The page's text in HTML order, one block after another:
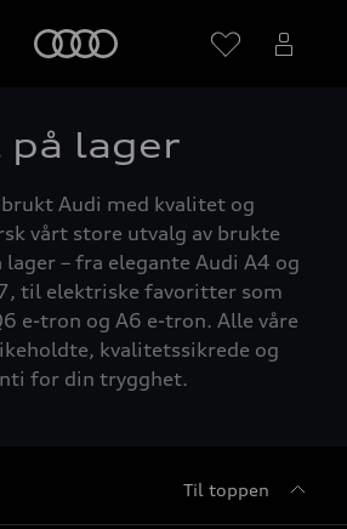
lager
Audi med kvalitet og
vårt store utvalg av brukte
– fra elegante Audi A4 og
til elektriske favoritter som
e-tron og A6 e-tron. Alle våre
kvalitetssikrede og
for din trygghet.
Til toppen